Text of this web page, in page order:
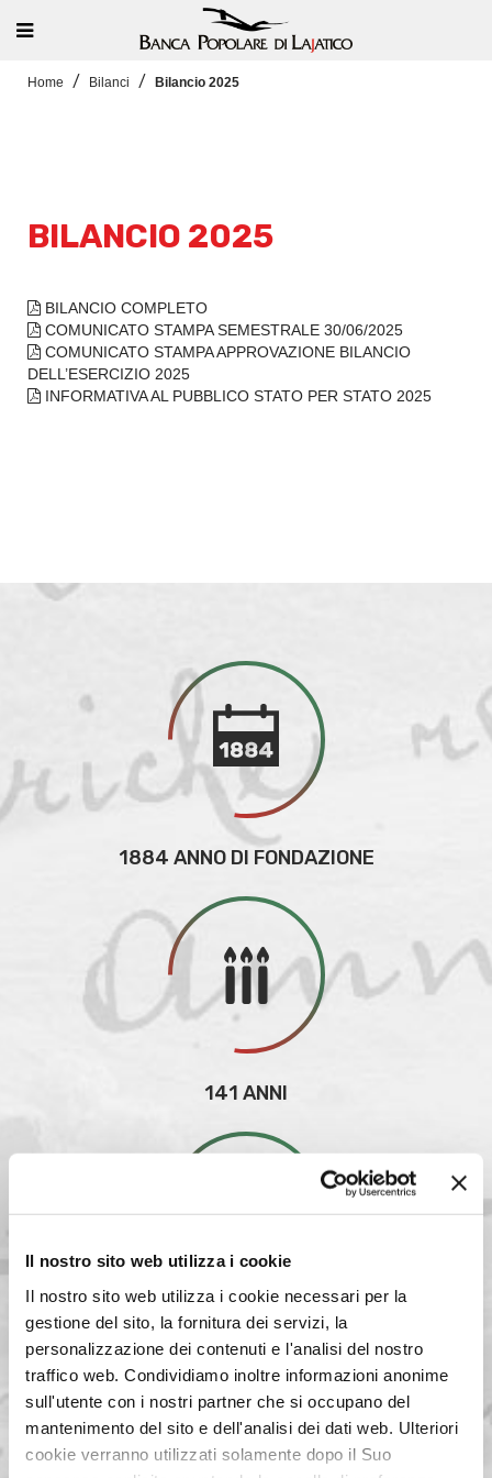
Il nostro sito web utilizza i cookie
Il nostro sito web utilizza i cookie necessari per la
gestione del sito, la fornitura dei servizi, la
personalizzazione dei contenuti e l'analisi del nostro
traffico web. Condividiamo inoltre informazioni anonime
sull'utente con i nostri partner che si occupano del
mantenimento del sito e dell'analisi dei dati web. Ulteriori
cookie verranno utilizzati solamente dopo il Suo
Home Bilanci Bilancio 2025
BILANCIO 2025
BILANCIO COMPLETO
COMUNICATO STAMPA SEMESTRALE 30/06/2025
COMUNICATO STAMPA APPROVAZIONE BILANCIO
DELL’ESERCIZIO 2025
INFORMATIVA AL PUBBLICO STATO PER STATO 2025
1884 ANNO DI FONDAZIONE
141 ANNI
18 FILIALI